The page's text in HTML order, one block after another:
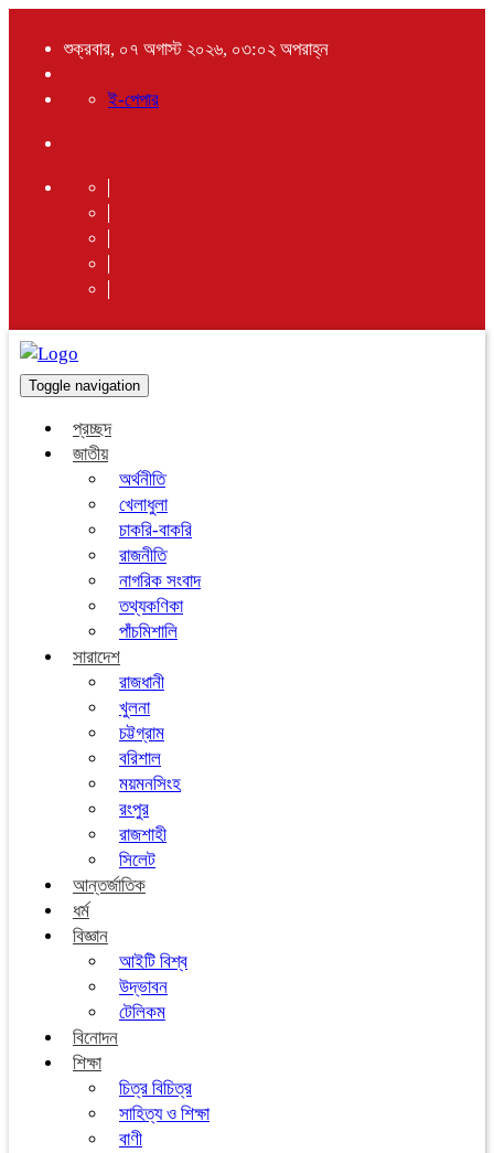
শুক্রবার, ০৭ অগাস্ট ২০২৬, ০৩:০২ অপরাহ্ন
ই-পেপার
Toggle navigation
প্রচ্ছদ
জাতীয়
অর্থনীতি
খেলাধুলা
চাকরি-বাকরি
রাজনীতি
নাগরিক সংবাদ
তথ্যকণিকা
পাঁচমিশালি
সারাদেশ
রাজধানী
খুলনা
চট্টগ্রাম
বরিশাল
ময়মনসিংহ
রংপুর
রাজশাহী
সিলেট
আন্তর্জাতিক
ধর্ম
বিজ্ঞান
আইটি বিশ্ব
উদ্ভাবন
টেলিকম
বিনোদন
শিক্ষা
চিত্র বিচিত্র
সাহিত্য ও শিক্ষা
বাণী